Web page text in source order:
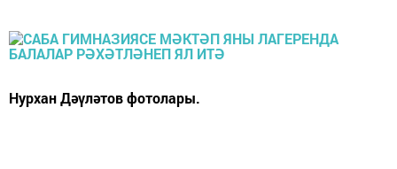
Нурхан Дәүләтов фотолары.